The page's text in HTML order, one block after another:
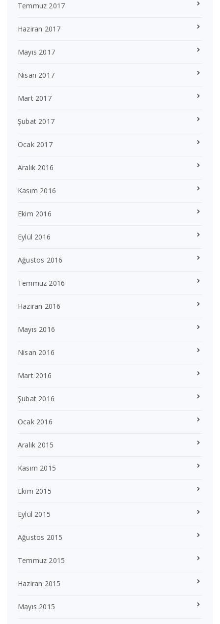
Temmuz 2017
Haziran 2017
Mayıs 2017
Nisan 2017
Mart 2017
Şubat 2017
Ocak 2017
Aralık 2016
Kasım 2016
Ekim 2016
Eylül 2016
Ağustos 2016
Temmuz 2016
Haziran 2016
Mayıs 2016
Nisan 2016
Mart 2016
Şubat 2016
Ocak 2016
Aralık 2015
Kasım 2015
Ekim 2015
Eylül 2015
Ağustos 2015
Temmuz 2015
Haziran 2015
Mayıs 2015